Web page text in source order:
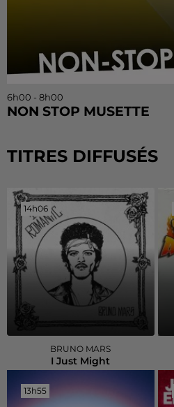
6h00 - 8h00
NON STOP MUSETTE
TITRES DIFFUSÉS
14h06
14h06
BRUNO MARS
I Just Might
13h55
13h55